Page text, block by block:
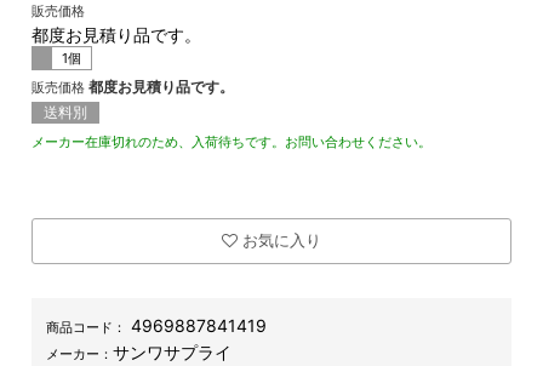
販売価格
都度お見積り品です。
1個
販売価格 都度お見積り品です。
送料別
メーカー在庫切れのため、入荷待ちです。お問い合わせください。
お気に入り
商品コード： 4969887841419
メーカー：サンワサプライ